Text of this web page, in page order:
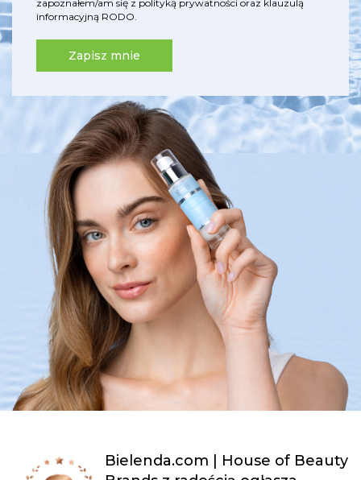
zapoznałem/am się z polityką prywatności oraz klauzulą
informacyjną RODO.
Zapisz mnie
Bielenda.com | House of Beauty